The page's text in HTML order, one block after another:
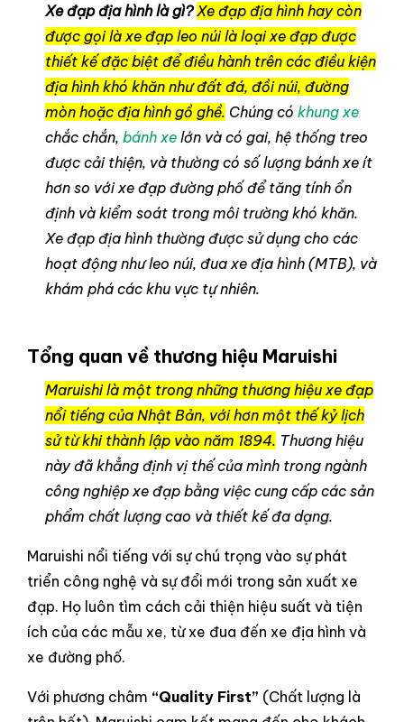
Xe đạp địa hình là gì? Xe đạp địa hình hay còn
được gọi là xe đạp leo núi là loại xe đạp được
thiết kế đặc biệt để điều hành trên các điều kiện
địa hình khó khăn như đất đá, đồi núi, đường
mòn hoặc địa hình gồ ghề. Chúng có khung xe
chắc chắn, bánh xe lớn và có gai, hệ thống treo
được cải thiện, và thường có số lượng bánh xe ít
hơn so với xe đạp đường phố để tăng tính ổn
định và kiểm soát trong môi trường khó khăn.
Xe đạp địa hình thường được sử dụng cho các
hoạt động như leo núi, đua xe địa hình (MTB), và
khám phá các khu vực tự nhiên.
Tổng quan về thương hiệu Maruishi
Maruishi là một trong những thương hiệu xe đạp
nổi tiếng của Nhật Bản, với hơn một thế kỷ lịch
sử từ khi thành lập vào năm 1894. Thương hiệu
này đã khẳng định vị thế của mình trong ngành
công nghiệp xe đạp bằng việc cung cấp các sản
phẩm chất lượng cao và thiết kế đa dạng.
Maruishi nổi tiếng với sự chú trọng vào sự phát
triển công nghệ và sự đổi mới trong sản xuất xe
đạp. Họ luôn tìm cách cải thiện hiệu suất và tiện
ích của các mẫu xe, từ xe đua đến xe địa hình và
xe đường phố.
Với phương châm “Quality First” (Chất lượng là